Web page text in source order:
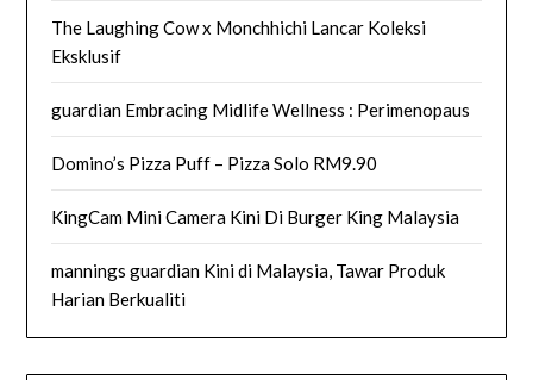
The Laughing Cow x Monchhichi Lancar Koleksi
Eksklusif
guardian Embracing Midlife Wellness : Perimenopaus
Domino’s Pizza Puff – Pizza Solo RM9.90
KingCam Mini Camera Kini Di Burger King Malaysia
mannings guardian Kini di Malaysia, Tawar Produk
Harian Berkualiti